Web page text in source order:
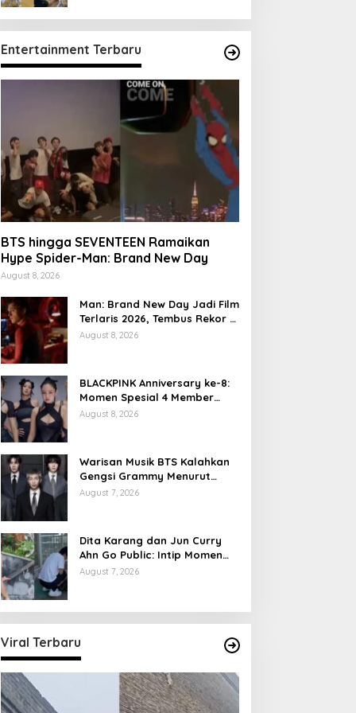
Entertainment Terbaru
BTS hingga SEVENTEEN Ramaikan
Hype Spider-Man: Brand New Day
August 8, 2026
Man: Brand New Day Jadi Film
Terlaris 2026, Tembus Rekor 7
Hari
August 8, 2026
BLACKPINK Anniversary ke-8:
Momen Spesial 4 Member
Berkumpul
August 8, 2026
Warisan Musik BTS Kalahkan
Gengsi Grammy Menurut
Forbes
August 7, 2026
Dita Karang dan Jun Curry
Ahn Go Public: Intip Momen
Mesra Keduanya
August 7, 2026
Viral Terbaru